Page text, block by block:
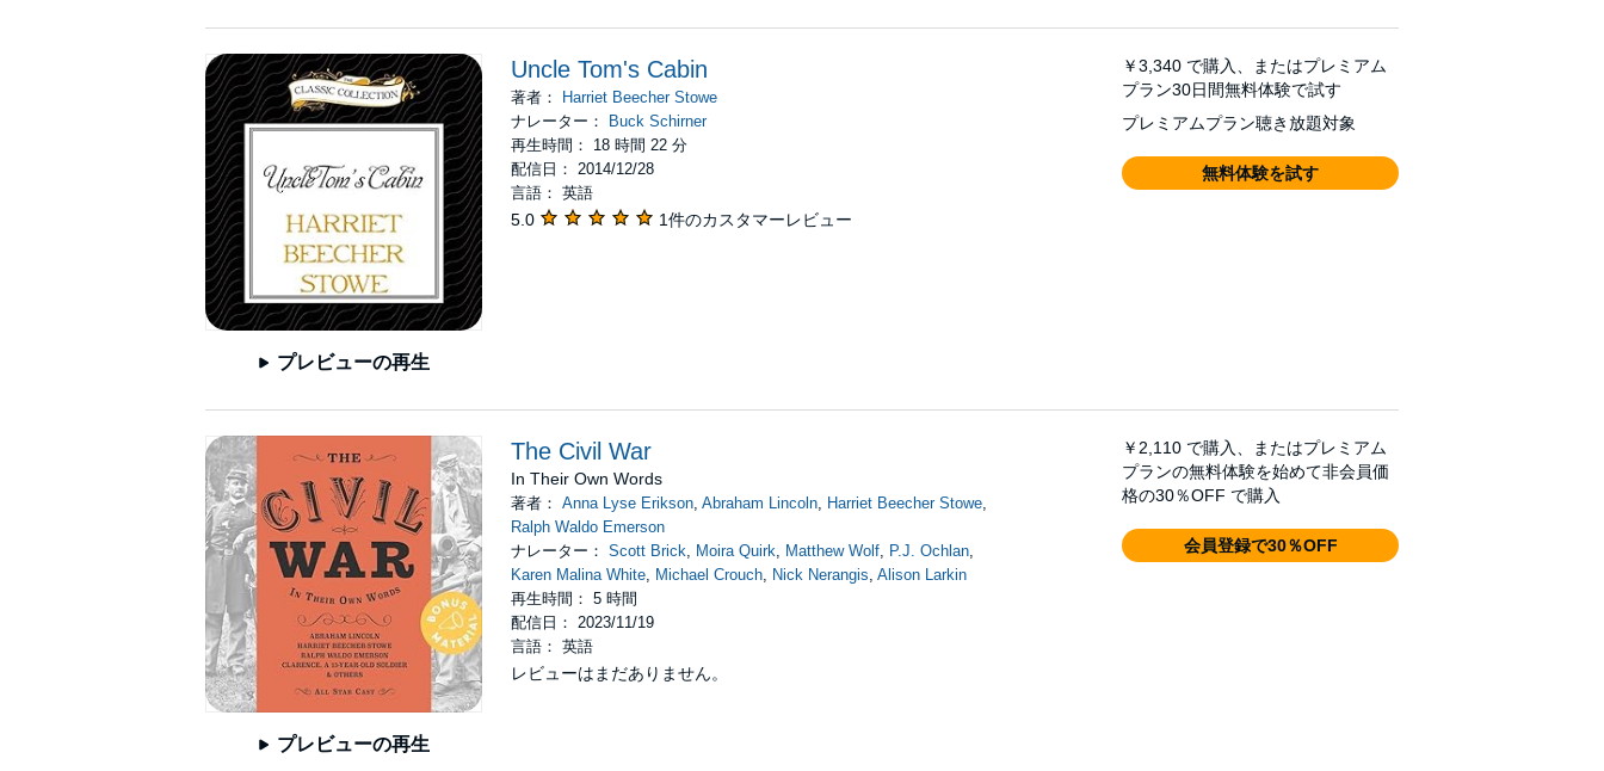
プレビューの再生
Uncle Tom's Cabin
著者：
Harriet Beecher Stowe
ナレーター：
Buck Schirner
再生時間： 18 時間 22 分
配信日： 2014/12/28
言語： 英語
5.0 1件のカスタマーレビュー
￥3,340 で購入、またはプレミアム
プラン30日間無料体験で試す
プレミアムプラン聴き放題対象
無料体験を試す
プレビューの再生
The Civil War
In Their Own Words
著者： Anna Lyse Erikson, Abraham Lincoln, Harriet Beecher Stowe,
Ralph Waldo Emerson
ナレーター： Scott Brick Moira Quirk Matthew Wolf, P.J. Ochlan,
Karen Malina White, Michael Crouch, Nick Nerangis Alison Larkin
再生時間： 5 時間
配信日： 2023/11/19
言語： 英語
レビューはまだありません。
￥2,110 で購入、またはプレミアム
プランの無料体験を始めて非会員価
格の30％OFF で購入
会員登録で30％OFF